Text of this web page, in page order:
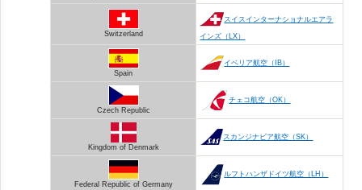
Switzerland
スイスインターナショナルエアラ
インズ（LX）
Spain
イベリア航空（IB）
Czech Republic
チェコ航空（OK）
Kingdom of Denmark
スカンジナビア航空（SK）
Federal Republic of Germany
ルフトハンザドイツ航空（LH）